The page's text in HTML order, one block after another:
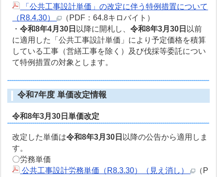
「公共工事設計単価」の改定に伴う特例措置について
（R8.4.30）
（PDF：64.8キロバイト）
・令和8年4月30日 以降に開札し、令和8年3月30日 以前
に適用した「公共工事設計単価」により予定価格を積算
している工事（営繕工事を除く）及び伐採等委託につい
て特例措置の対象とします。
令和7年度 単価改定情報
令和8年3月30日単価改定
改定した単価は令和8年3月30日 以降の公告から適用しま
す。
〇労務単価
公共工事設計労務単価（R8.3.30）（見え消し）
（P